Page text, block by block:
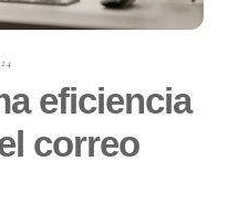
eficiencia
correo